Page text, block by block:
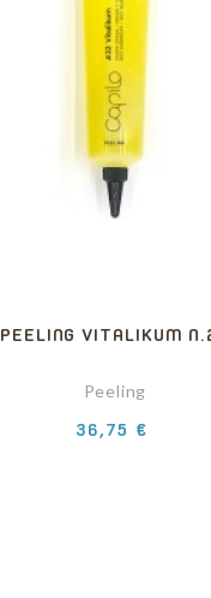
PEELING VITALIKUM
Peeling
Precio
36,75 €